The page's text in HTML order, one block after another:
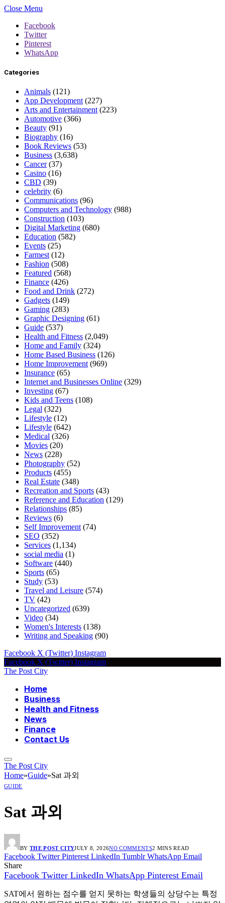
Close Menu
Facebook
Twitter
Pinterest
WhatsApp
Categories
Animals (121)
App Development (227)
Arts and Entertainment (223)
Automotive (366)
Beauty (91)
Biography (16)
Book Reviews (53)
Business (3,638)
Cancer(37)
Casino (16)
CBD (39)
celebrity (6)
Communications (96)
Computers and Technology (988)
Construction (103)
Digital Marketing (680)
Education (582)
Events (25)
Farmest (12)
Fashion (508)
Featured (568)
Finance (426)
Food and Drink (272)
Gadgets (149)
Gaming (283)
Graphic Designing (61)
Guide (537)
Health and Fitness (2,049)
Home and Family (324)
Home Based Business (126)
Home Improvement (969)
Insurance (65)
Internet and Businesses Online (329)
Investing (67)
Kids and Teens (108)
Legal (322)
Lifestyle (12)
Lifestyle (642)
Medical (326)
Movies (20)
News (228)
Photography (52)
Products (455)
Real Estate (348)
Recreation and Sports (43)
Reference and Education (129)
Relationships (85)
Reviews (6)
Self Improvement (74)
SEO (352)
Services (1,134)
social media (1)
Software (440)
Sports (65)
Study (53)
Travel and Leisure (574)
TV (42)
Uncategorized (639)
Video (34)
Women's Interests (138)
Writing and Speaking (90)
Facebook X (Twitter) Instagram
Facebook X (Twitter) Instagram
The Post City
Home
Business
Health and Fitness
News
Finance
Contact Us
The Post City
Home»Guide»Sat 과외
GUIDE
Sat 과외
BY THE POST CITYJULY 8, 2026NO COMMENTS2 MINS READ
Facebook Twitter Pinterest LinkedIn Tumblr WhatsApp Email
Share
Facebook Twitter LinkedIn WhatsApp Pinterest Email
SAT에서 원하는 점수를 얻지 못하는 학생들의 상당수는 특정